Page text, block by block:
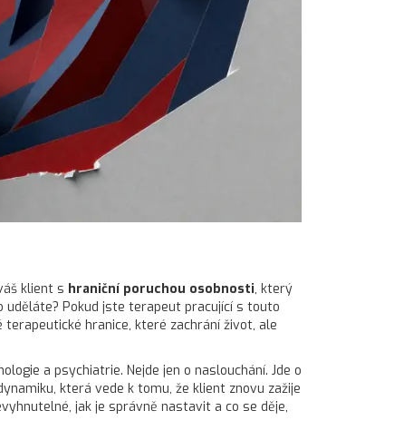
klient s hraniční poruchou osobnosti, který
uděláte? Pokud jste terapeut pracující s touto
terapeutické hranice, které zachrání život, ale
a psychiatrie. Nejde jen o naslouchání. Jde o
která vede k tomu, že klient znovu zažije
jak je správně nastavit a co se děje,